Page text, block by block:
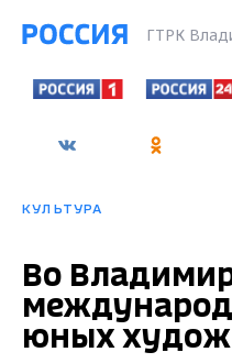
ГТРК
КУЛЬТУРА
Во
юных